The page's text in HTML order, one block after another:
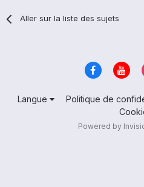
Aller sur la liste des sujets
Langue Politique de
Powered by